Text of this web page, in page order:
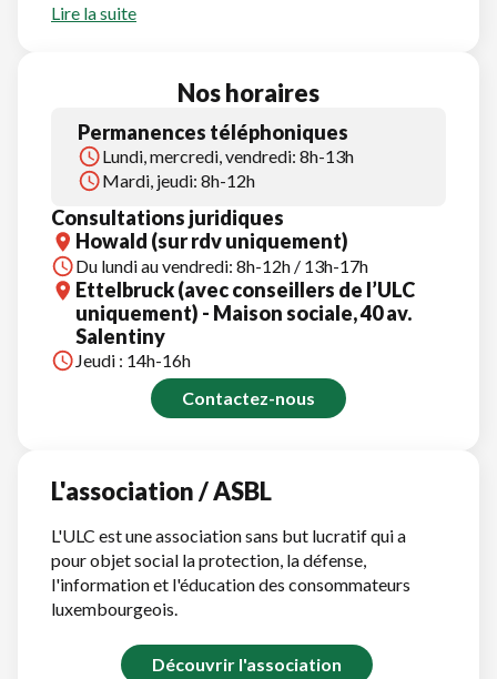
Lire la suite
Nos horaires
Permanences téléphoniques
Lundi, mercredi, vendredi: 8h-13h
Mardi, jeudi: 8h-12h
Consultations juridiques
Howald (sur rdv uniquement)
Du lundi au vendredi: 8h-12h / 13h-17h
Ettelbruck (avec conseillers de l’ULC
uniquement) - Maison sociale, 40 av.
Salentiny
Jeudi : 14h-16h
Contactez-nous
L'association / ASBL
L'ULC est une association sans but lucratif qui a
pour objet social la protection, la défense,
l'information et l'éducation des consommateurs
luxembourgeois.
Découvrir l'association